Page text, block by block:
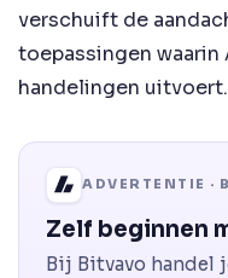
verschuift de
toepassingen
handelingen uitvoert.
ADVERTENTIE ·
Zelf beginnen
Bij Bitvavo handel